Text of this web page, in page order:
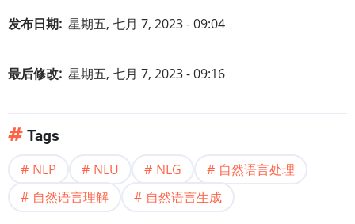
发布日期 星期五, 七月 7, 2023 - 09:04
最后修改 星期五, 七月 7, 2023 - 09:16
Tags
NLP NLU NLG
自然语言处理
自然语言理解
自然语言生成